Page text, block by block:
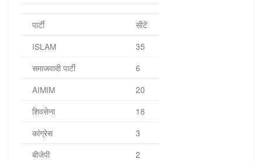
पार्टी
सीटें
ISLAM
35
समाजवादी पार्टी
6
AIMIM
20
शिवसेना
18
कांग्रेस
3
बीजेपी
2